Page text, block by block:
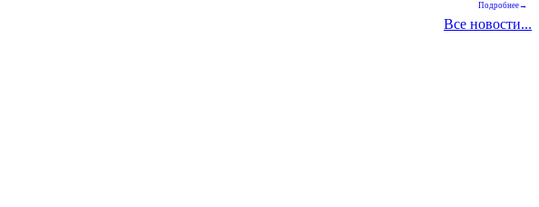
Подробнее→
Все новости...